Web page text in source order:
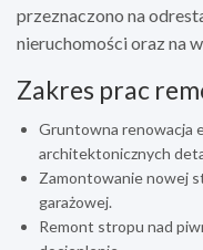
przeznaczono na
nieruchomości oraz na
Zakres prac
Gruntowna renowacja
architektonicznych
Zamontowanie nowej
garażowej.
Remont stropu nad